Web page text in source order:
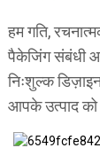
हम गति,
पैकेजिंग संबंधी
निःशुल्क
आपके उत्पाद को